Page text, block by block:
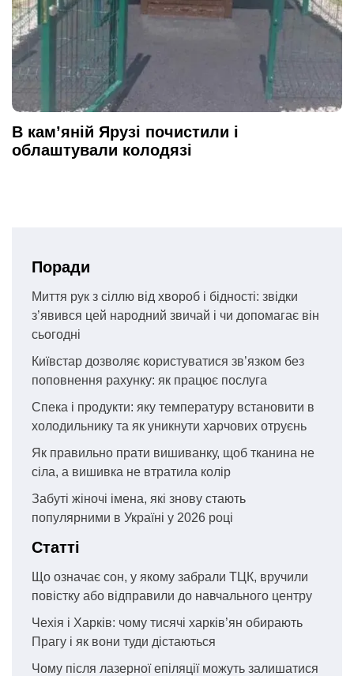
В кам’яній Ярузі почистили і
облаштували колодязі
Поради
Миття рук з сіллю від хвороб і бідності: звідки
з’явився цей народний звичай і чи допомагає він
сьогодні
Київстар дозволяє користуватися зв’язком без
поповнення рахунку: як працює послуга
Спека і продукти: яку температуру встановити в
холодильнику та як уникнути харчових отруєнь
Як правильно прати вишиванку, щоб тканина не
сіла, а вишивка не втратила колір
Забуті жіночі імена, які знову стають
популярними в Україні у 2026 році
Статті
Що означає сон, у якому забрали ТЦК, вручили
повістку або відправили до навчального центру
Чехія і Харків: чому тисячі харків’ян обирають
Прагу і як вони туди дістаються
Чому після лазерної епіляції можуть залишатися